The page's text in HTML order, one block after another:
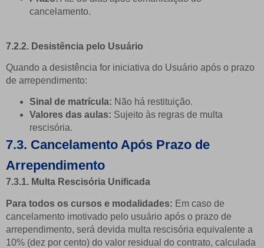
cancelamento.
7.2.2. Desistência pelo Usuário
Quando a desistência for iniciativa do Usuário após o prazo
de arrependimento:
Sinal de matrícula: Não há restituição.
Valores das aulas: Sujeito às regras de multa
rescisória.
7.3. Cancelamento Após Prazo de
Arrependimento
7.3.1. Multa Rescisória Unificada
Para todos os cursos e modalidades: Em caso de
cancelamento imotivado pelo usuário após o prazo de
arrependimento, será devida multa rescisória equivalente a
10% (dez por cento) do valor residual do contrato, calculada